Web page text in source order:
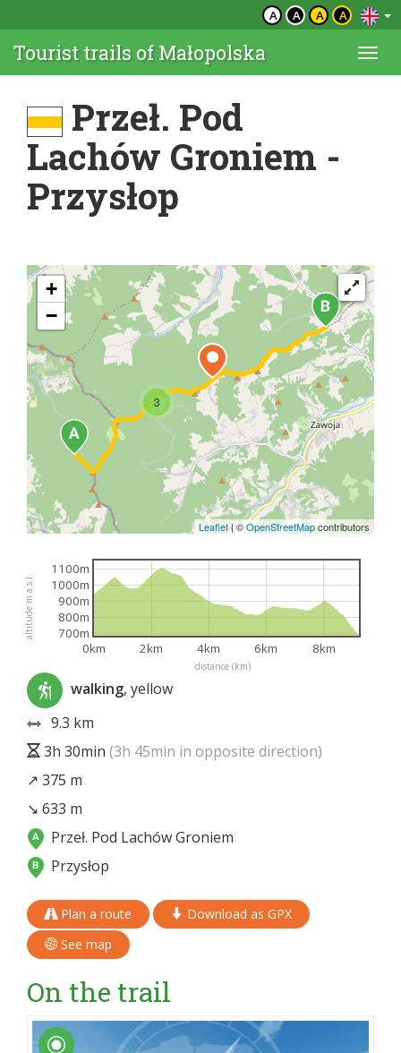
A A A A
Tourist trails of Małopolska
Przeł. Pod
Lachów Groniem -
Przysłop
3
+
−
Leaflet| ©OpenStreetMapcontributors
distance (km)
altitude m a.s.l.
0km 2km 4km 6km 8km
700m
800m
900m
1000m
1100m
walking, yellow
9.3 km
3h 30min (3h 45min in opposite direction)
↗ 375 m
↘ 633 m
Przeł. Pod Lachów Groniem
Przysłop
Plan a route
Download as GPX
See map
On the trail